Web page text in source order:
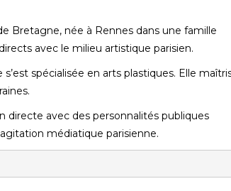
Bretagne, née à Rennes dans une famille
avec le milieu artistique parisien.
spécialisée en arts plastiques. Elle
directe avec des personnalités publiques
médiatique parisienne.